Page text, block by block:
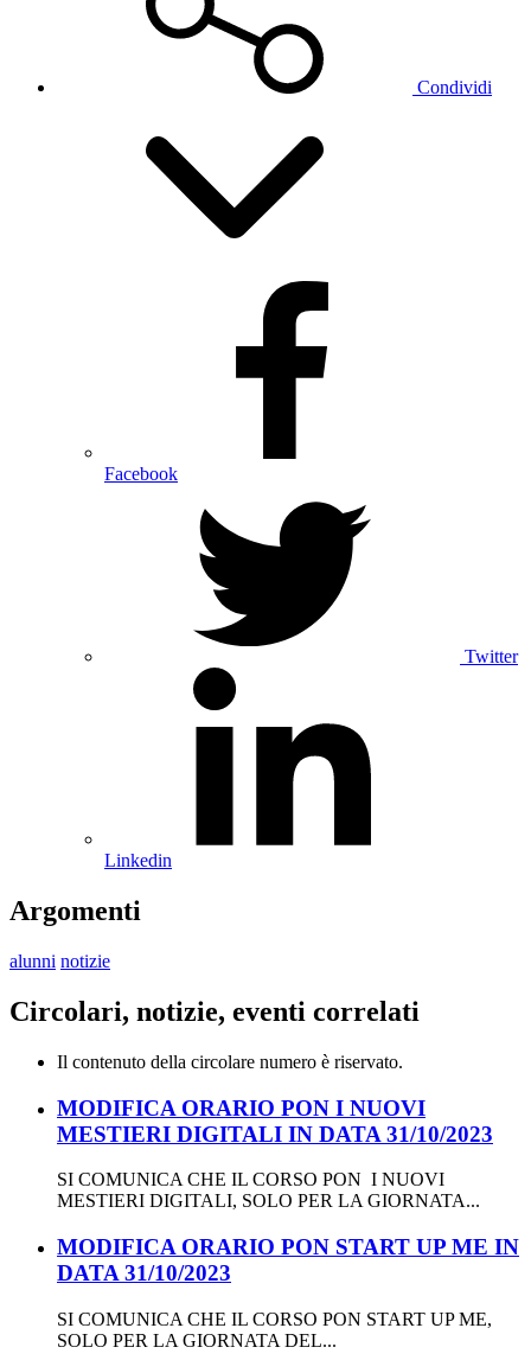
Condividi
Facebook
Twitter
Linkedin
Argomenti
alunni notizie
Circolari, notizie, eventi correlati
Il contenuto della circolare numero è riservato.
MODIFICA ORARIO PON I NUOVI
MESTIERI DIGITALI IN DATA 31/10/2023
SI COMUNICA CHE IL CORSO PON I NUOVI
MESTIERI DIGITALI, SOLO PER LA GIORNATA...
MODIFICA ORARIO PON START UP ME IN
DATA 31/10/2023
SI COMUNICA CHE IL CORSO PON START UP ME,
SOLO PER LA GIORNATA DEL...